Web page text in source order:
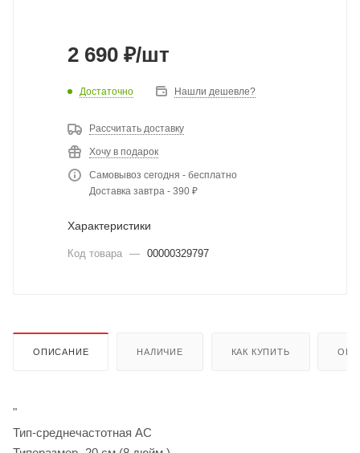
2 690 ₽/шт
Достаточно Нашли дешевле?
Рассчитать доставку
Хочу в подарок
Самовывоз сегодня - бесплатно
Доставка завтра - 390 ₽
Характеристики
Код товара — 00000329797
ОПИСАНИЕ НАЛИЧИЕ КАК КУПИТЬ
"
Тип-среднечастотная АС